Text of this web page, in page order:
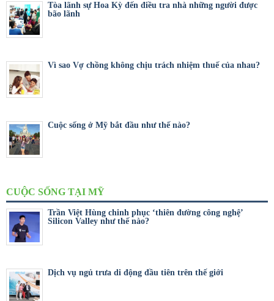
Tòa lãnh sự Hoa Kỳ đến điều tra nhà những người được
bão lãnh
Vì sao Vợ chồng không chịu trách nhiệm thuế của nhau?
Cuộc sống ở Mỹ bắt đầu như thế nào?
CUỘC SỐNG TẠI MỸ
Trần Việt Hùng chinh phục ‘thiên đường công nghệ’
Silicon Valley như thế nào?
Dịch vụ ngủ trưa di động đầu tiên trên thế giới